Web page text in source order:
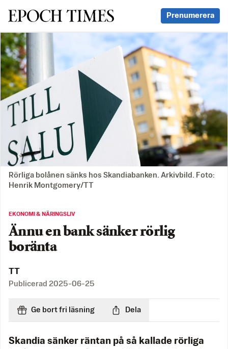
Svenska Epoch Times Prenumerera
Rörliga bolånen sänks hos Skandiabanken. Arkivbild. Foto:
Henrik Montgomery/TT
EKONOMI & NÄRINGSLIV
Ännu en bank sänker rörlig
boränta
TT
Publicerad 2025-06-25
Ge bort fri läsning Dela
Skandia sänker räntan på så kallade rörliga